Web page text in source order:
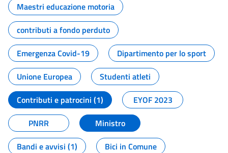
Maestri educazione motoria
contributi a fondo perduto
Emergenza Covid-19
Dipartimento per lo sport
Unione Europea
Studenti atleti
Contributi e patrocini (1)
EYOF 2023
PNRR
Ministro
Bandi e avvisi (1)
Bici in Comune